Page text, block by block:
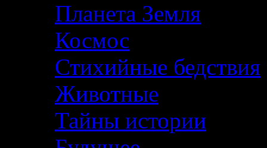
Планета Земля
Космос
Стихийные бедствия
Животные
Тайны истории